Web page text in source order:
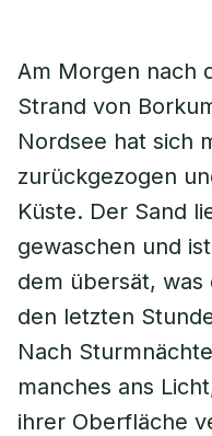
Am Morgen nach
Strand von
Nordsee hat sich
zurückgezogen
Küste. Der Sand
gewaschen und
dem übersät,
den letzten
Nach
manches ans
ihrer Oberfläche